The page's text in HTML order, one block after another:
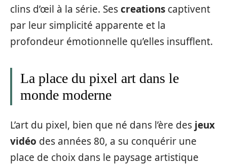
clins d’œil à la série. Sescreations captivent
par leur simplicité apparente et la
profondeur émotionnelle qu’elles insufflent.
La place du pixel art dans le
monde moderne
L’art du pixel, bien que né dans l’ère des jeux
vidéo des années 80, a su conquérir une
place de choix dans le paysage artistique